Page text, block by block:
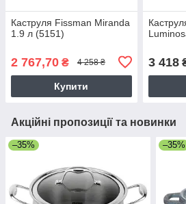
Каструля Fissman Miranda
1.9 л (5151)
2 767,70 ₴ 4 258 ₴
Купити
3 418
Акційні пропозиції та новинки
–35% –35%